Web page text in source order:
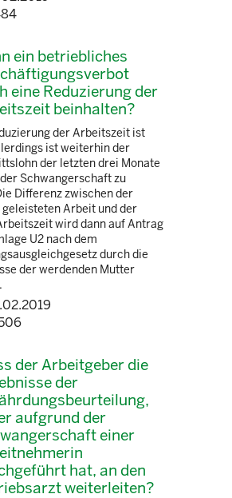
ein betriebliches
eine Reduzierung der
beinhalten?
der Arbeitszeit ist
ist weiterhin der
der letzten drei Monate
Schwangerschaft zu
Differenz zwischen der
Arbeit und der
wird dann auf Antrag
U2 nach dem
durch die
der werdenden Mutter
der Arbeitgeber die
der
aufgrund der
einer
hat, an den
weiterleiten?